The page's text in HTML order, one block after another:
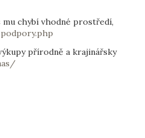
chybí vhodné prostředí,
přírodně a krajinářsky